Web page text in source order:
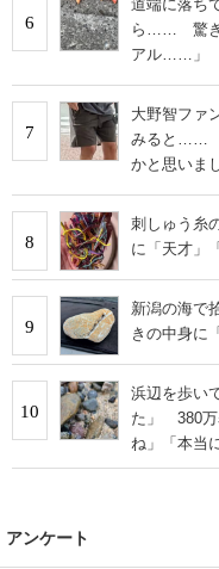
6
道端に落ち
ら…… 驚き
アル……」
7
大野智ファ
みると…… ‟
かと思いま
8
刺しゅう糸
に「天才」
9
新潟の海で
きの中身に
10
浜辺を歩い
た」 380万
ね」「本当
アンケート